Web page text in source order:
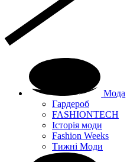
Мода
Гардероб
FASHIONTECH
Історія моди
Fashion Weeks
Тижні Моди